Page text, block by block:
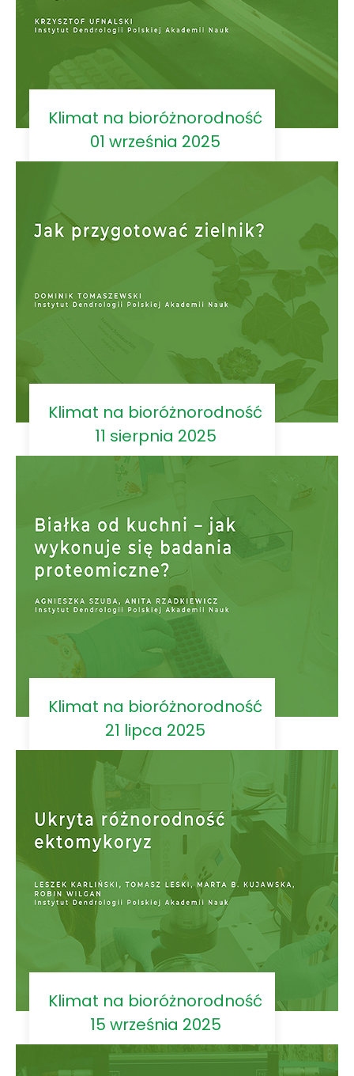
Klimat na bioróżnorodność
01 września 2025
Klimat na bioróżnorodność
11 sierpnia 2025
Klimat na bioróżnorodność
21 lipca 2025
Klimat na bioróżnorodność
15 września 2025